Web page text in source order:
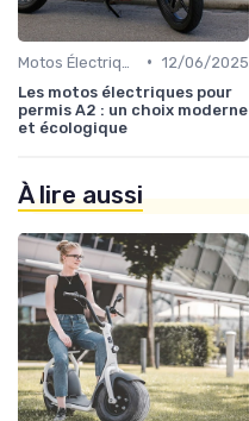
• 12/06/2025
Les motos électriques pour
permis A2 : un choix moderne
et écologique
À lire aussi